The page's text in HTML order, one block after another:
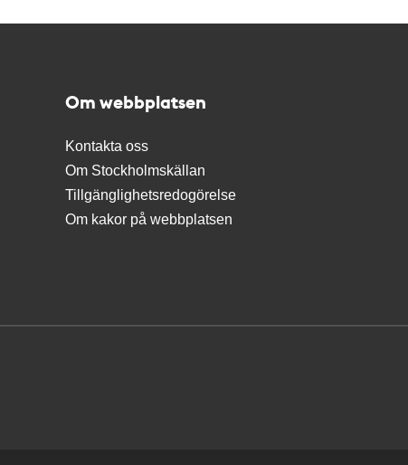
Om webbplatsen
Kontakta oss
Om Stockholmskällan
Tillgänglighetsredogörelse
Om kakor på webbplatsen